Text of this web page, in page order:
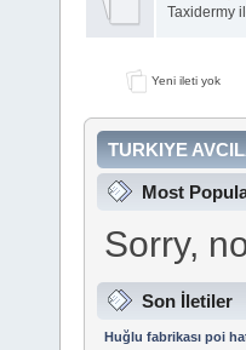
Taxidermy
Yeni ileti yok
TURKIYE
Most
Sorry,
Son İletiler
Huğlu fabrikası poi